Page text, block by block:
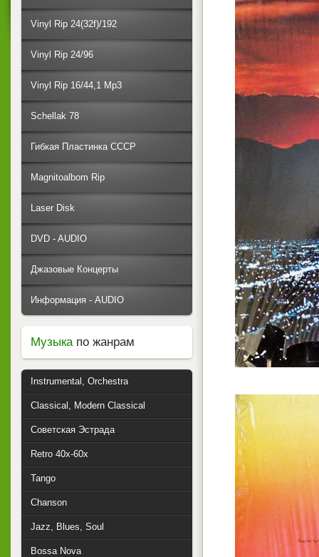
Vinyl Rip 24(32f)/192
Vinyl Rip 24/96
Vinyl Rip 16/44,1 Mp3
Schellak 78
Гибкая Пластинка СССР
Magnitoalbom Rip
Laser Disk
DVD - AUDIO
Джазовые Концерты
Информация - AUDIO
Музыкапо жанрам
Instrumental, Orchestra
Classical, Modern Classical
Советская Эстрада
Retro 40x-60x
Tango
Chanson
Jazz, Blues, Soul
Bossa Nova